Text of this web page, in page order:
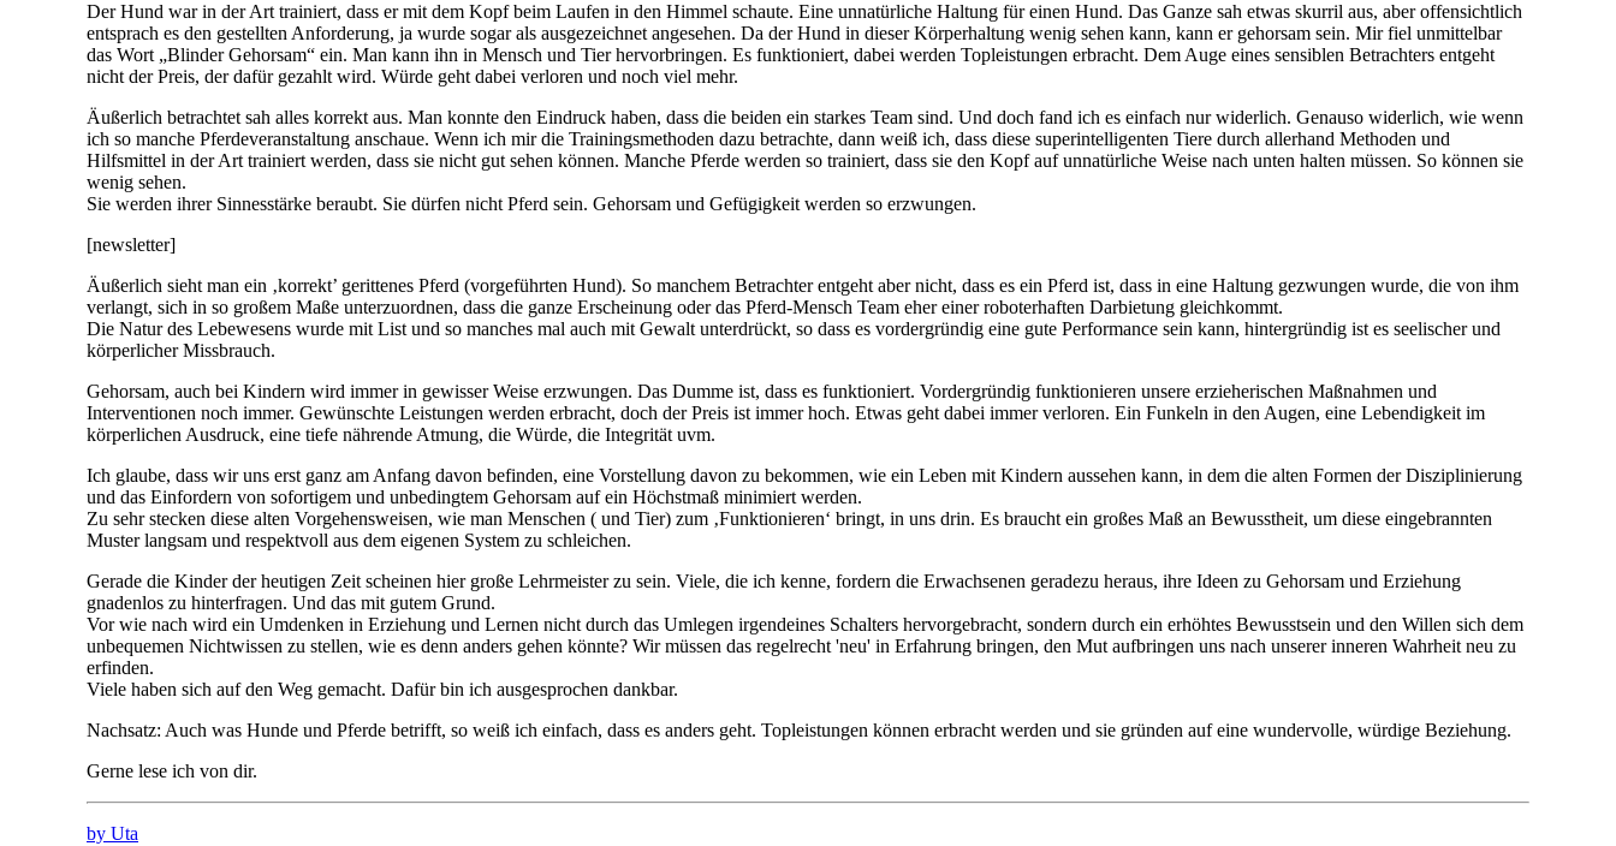
Der Hund war in der Art trainiert, dass er mit dem Kopf beim Laufen in den Himmel schaute. Eine unnatürliche Haltung für einen Hund. Das Ganze sah etwas skurril aus, aber offensichtlich
entsprach es den gestellten Anforderung, ja wurde sogar als ausgezeichnet angesehen. Da der Hund in dieser Körperhaltung wenig sehen kann, kann er gehorsam sein. Mir fiel unmittelbar
das Wort „Blinder Gehorsam“ ein. Man kann ihn in Mensch und Tier hervorbringen. Es funktioniert, dabei werden Topleistungen erbracht. Dem Auge eines sensiblen Betrachters entgeht
nicht der Preis, der dafür gezahlt wird. Würde geht dabei verloren und noch viel mehr.
Äußerlich betrachtet sah alles korrekt aus. Man konnte den Eindruck haben, dass die beiden ein starkes Team sind. Und doch fand ich es einfach nur widerlich. Genauso widerlich, wie wenn
ich so manche Pferdeveranstaltung anschaue. Wenn ich mir die Trainingsmethoden dazu betrachte, dann weiß ich, dass diese superintelligenten Tiere durch allerhand Methoden und
Hilfsmittel in der Art trainiert werden, dass sie nicht gut sehen können. Manche Pferde werden so trainiert, dass sie den Kopf auf unnatürliche Weise nach unten halten müssen. So können sie
wenig sehen.
Sie werden ihrer Sinnesstärke beraubt. Sie dürfen nicht Pferd sein. Gehorsam und Gefügigkeit werden so erzwungen.
[newsletter]
Äußerlich sieht man ein ‚korrekt’ gerittenes Pferd (vorgeführten Hund). So manchem Betrachter entgeht aber nicht, dass es ein Pferd ist, dass in eine Haltung gezwungen wurde, die von ihm
verlangt, sich in so großem Maße unterzuordnen, dass die ganze Erscheinung oder das Pferd-Mensch Team eher einer roboterhaften Darbietung gleichkommt.
Die Natur des Lebewesens wurde mit List und so manches mal auch mit Gewalt unterdrückt, so dass es vordergründig eine gute Performance sein kann, hintergründig ist es seelischer und
körperlicher Missbrauch.
Gehorsam, auch bei Kindern wird immer in gewisser Weise erzwungen. Das Dumme ist, dass es funktioniert. Vordergründig funktionieren unsere erzieherischen Maßnahmen und
Interventionen noch immer. Gewünschte Leistungen werden erbracht, doch der Preis ist immer hoch. Etwas geht dabei immer verloren. Ein Funkeln in den Augen, eine Lebendigkeit im
körperlichen Ausdruck, eine tiefe nährende Atmung, die Würde, die Integrität uvm.
Ich glaube, dass wir uns erst ganz am Anfang davon befinden, eine Vorstellung davon zu bekommen, wie ein Leben mit Kindern aussehen kann, in dem die alten Formen der Disziplinierung
und das Einfordern von sofortigem und unbedingtem Gehorsam auf ein Höchstmaß minimiert werden.
Zu sehr stecken diese alten Vorgehensweisen, wie man Menschen ( und Tier) zum ‚Funktionieren‘ bringt, in uns drin. Es braucht ein großes Maß an Bewusstheit, um diese eingebrannten
Muster langsam und respektvoll aus dem eigenen System zu schleichen.
Gerade die Kinder der heutigen Zeit scheinen hier große Lehrmeister zu sein. Viele, die ich kenne, fordern die Erwachsenen geradezu heraus, ihre Ideen zu Gehorsam und Erziehung
gnadenlos zu hinterfragen. Und das mit gutem Grund.
Vor wie nach wird ein Umdenken in Erziehung und Lernen nicht durch das Umlegen irgendeines Schalters hervorgebracht, sondern durch ein erhöhtes Bewusstsein und den Willen sich dem
unbequemen Nichtwissen zu stellen, wie es denn anders gehen könnte? Wir müssen das regelrecht 'neu' in Erfahrung bringen, den Mut aufbringen uns nach unserer inneren Wahrheit neu zu
erfinden.
Viele haben sich auf den Weg gemacht. Dafür bin ich ausgesprochen dankbar.
Nachsatz: Auch was Hunde und Pferde betrifft, so weiß ich einfach, dass es anders geht. Topleistungen können erbracht werden und sie gründen auf eine wundervolle, würdige Beziehung.
Gerne lese ich von dir.
by Uta